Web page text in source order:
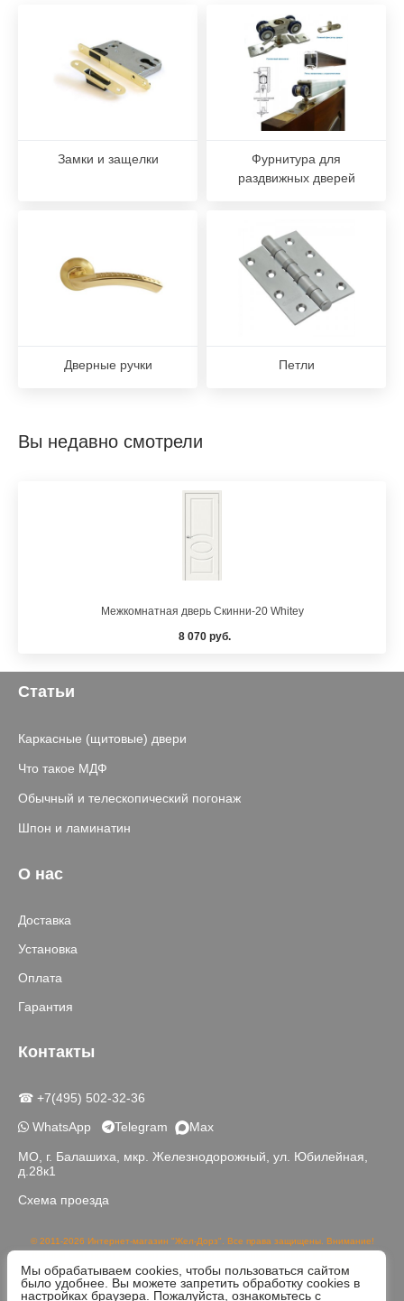
Замки и защелки
Фурнитура для
раздвижных дверей
Дверные ручки Петли
Вы недавно смотрели
Межкомнатная дверь Скинни-20 Whitey
8 070 руб.
Статьи
Каркасные (щитовые) двери
Что такое МДФ
Обычный и телескопический погонаж
Шпон и ламинатин
О нас
Доставка
Установка
Оплата
Гарантия
Контакты
☎ +7(495) 502-32-36
WhatsApp
Telegram Max
МО, г. Балашиха, мкр. Железнодорожный, ул. Юбилейная,
д.28к1
Схема проезда
© 2011-2026 Интернет-магазин "Жел-Дорз". Все права защищены. Внимание!
публичной офертой, определяемой положениями части 2 статьи 437 ГК РФ.
Реальный цвет товаров может отличаться от изображений на сайте в связи с
различной цветопередачей устройств для просмотра.
Мы обрабатываем cookies, чтобы пользоваться сайтом
было удобнее. Вы можете запретить обработку cookies в
настройках браузера. Пожалуйста, ознакомьтесь с